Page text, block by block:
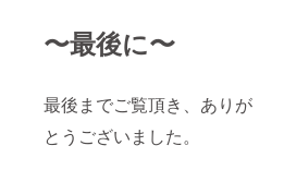
〜最後に〜
最後までご覧頂き、ありが
とうございました。